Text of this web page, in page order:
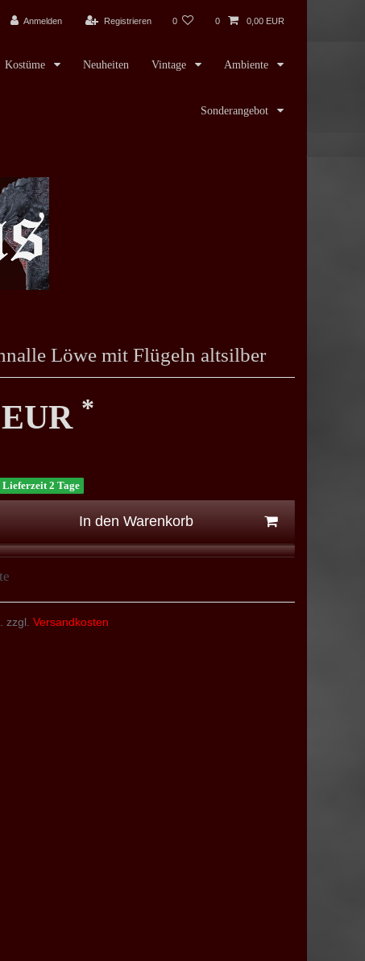
Anmelden Registrieren 0 0 0,00 EUR
Kostüme Neuheiten Vintage Ambiente
Sonderangebot
Löwe mit Flügeln altsilber
*
2 Tage
In den Warenkorb
zzgl. Versandkosten